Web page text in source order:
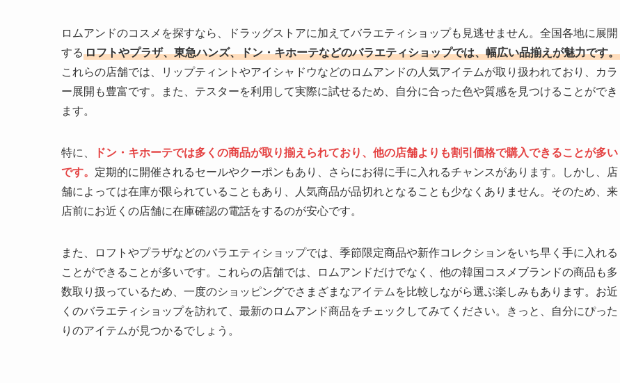
ロムアンドのコスメを探すなら、ドラッグストアに加えてバラエティショップも見逃せません。全国各地に展開
する ロフトやプラザ、東急ハンズ、ドン・キホーテなどのバラエティショップでは、幅広い品揃えが魅力です。
これらの店舗では、リップティントやアイシャドウなどのロムアンドの人気アイテムが取り扱われており、カラ
ー展開も豊富です。また、テスターを利用して実際に試せるため、自分に合った色や質感を見つけることができ
ます。
特に、
ドン・キホーテでは多くの商品が取り揃えられており、他の店舗よりも割引価格で購入できることが多い
です。 定期的に開催されるセールやクーポンもあり、さらにお得に手に入れるチャンスがあります。しかし、店
舗によっては在庫が限られていることもあり、人気商品が品切れとなることも少なくありません。そのため、来
店前にお近くの店舗に在庫確認の電話をするのが安心です。
また、ロフトやプラザなどのバラエティショップでは、季節限定商品や新作コレクションをいち早く手に入れる
ことができることが多いです。これらの店舗では、ロムアンドだけでなく、他の韓国コスメブランドの商品も多
数取り扱っているため、一度のショッピングでさまざまなアイテムを比較しながら選ぶ楽しみもあります。お近
くのバラエティショップを訪れて、最新のロムアンド商品をチェックしてみてください。きっと、自分にぴった
りのアイテムが見つかるでしょう。